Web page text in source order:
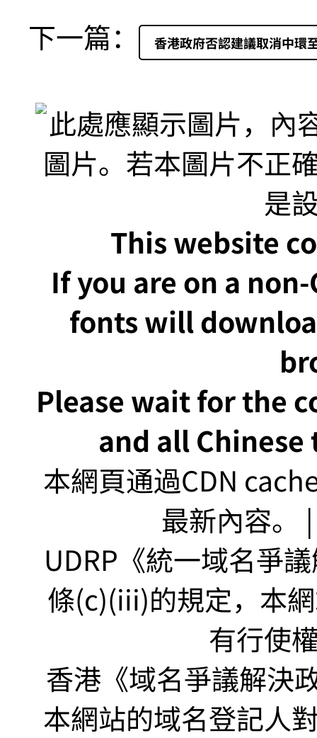
下一篇： 香港政府否認建議取消中環
This website
If you are on a
fonts will
Please wait for the
and all
本網頁通過CDN
最新內容。
UDRP《統一域名爭
條(c)(iii)的規定，本
有行使
香港《域名爭議解決
本網站的域名登記人